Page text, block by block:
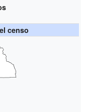
censo